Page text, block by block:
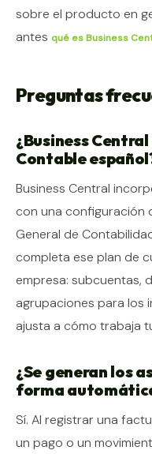
sobre el producto en
antes qué es Business
Preguntas
¿Business
Contable
Business Central
con una configuración
General de
completa ese plan de
empresa: subcuentas,
agrupaciones para los
ajusta a cómo trabaja
¿Se generan los
forma
Sí. Al registrar una
un pago o un